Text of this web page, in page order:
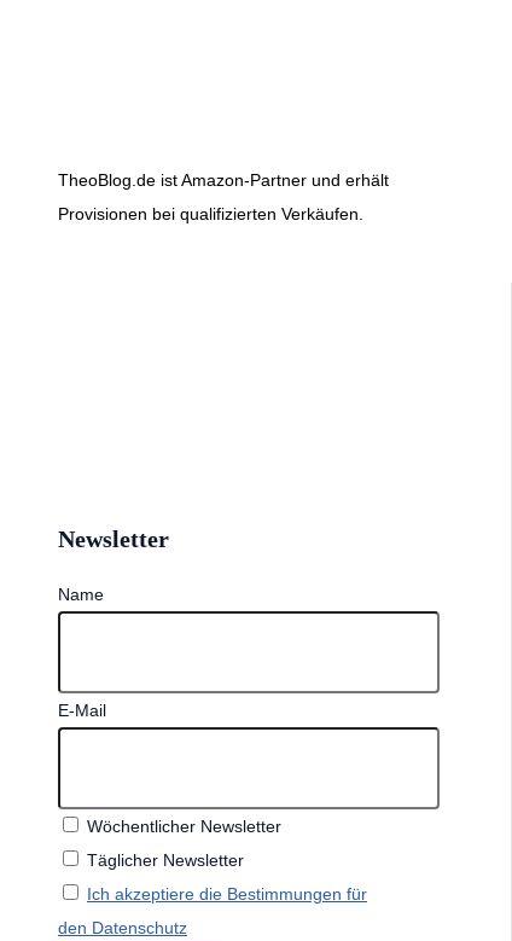
TheoBlog.de ist Amazon-Partner und erhält
Provisionen bei qualifizierten Verkäufen.
Newsletter
Name
E-Mail
Wöchentlicher Newsletter
Täglicher Newsletter
Ich akzeptiere die Bestimmungen für
den Datenschutz